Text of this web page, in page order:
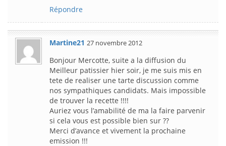
Répondre
Martine21 27 novembre 2012
Bonjour Mercotte, suite a la diffusion du
Meilleur patissier hier soir, je me suis mis en
tete de realiser une tarte discussion comme
nos sympathiques candidats. Mais impossible
de trouver la recette !!!!
Auriez vous l’amabilité de ma la faire parvenir
si cela vous est possible bien sur ??
Merci d’avance et vivement la prochaine
emission !!!